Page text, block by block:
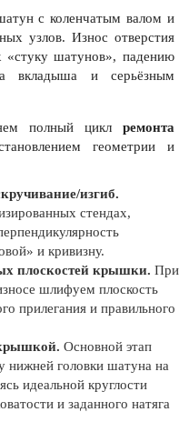
с коленчатым валом и
узлов. Износ отверстия
шатунов», падению
вкладыша и серьёзным
полный цикл ремонта
геометрии и
изгиб.
стендах,
и кривизну.
плоскостей крышки. При
шлифуем плоскость
прилегания и правильного
Основной этап
нижней головки шатуна на
идеальной круглости
и заданного натяга